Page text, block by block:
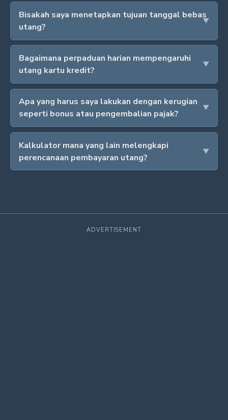
Bisakah saya menetapkan tujuan tanggal bebas
utang?
Bagaimana perpaduan harian mempengaruhi
utang kartu kredit?
Apa yang harus saya lakukan dengan kerugian
seperti bonus atau pengembalian pajak?
Kalkulator mana yang lain melengkapi
perencanaan pembayaran utang?
ADVERTISEMENT